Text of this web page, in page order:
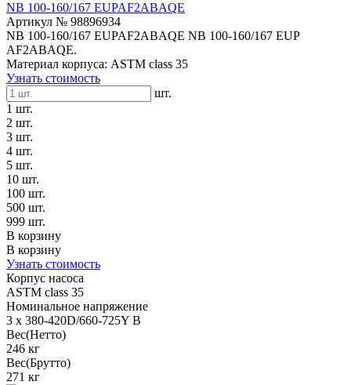
NB 100-160/167 EUPAF2ABAQE
Артикул № 98896934
NB 100-160/167 EUPAF2ABAQE NB 100-160/167 EUP
AF2ABAQE.
Материал корпуса: ASTM class 35
Узнать стоимость
шт.
1 шт.
2 шт.
3 шт.
4 шт.
5 шт.
10 шт.
100 шт.
500 шт.
999 шт.
В корзину
В корзину
Узнать стоимость
Корпус насоса
ASTM class 35
Номинальное напряжение
3 x 380-420D/660-725Y В
Вес(Нетто)
246 кг
Вес(Брутто)
271 кг